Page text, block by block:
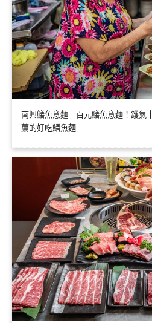
南興鱔魚意麵｜百元鱔魚意麵！鑊氣
薦的好吃鱔魚麵